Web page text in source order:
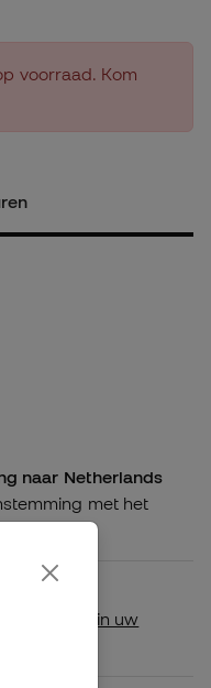
voorraad. Kom
naar Netherlands
met het
is in uw